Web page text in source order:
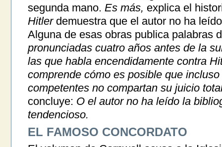
segunda mano. Es más, explica el
Hitlerdemuestra que el autor no ha
Alguna de esas obras publica palabras
pronunciadas cuatro años antes de la
las que habla encendidamente contra
comprende cómo es posible que
competentes no compartan su juicio
concluye: O el autor no ha leído la
tendencioso.
EL FAMOSO CONCORDATO